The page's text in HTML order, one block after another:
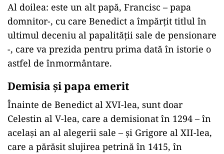
Al doilea: este un alt papă, Francisc – papa
domnitor-, cu care Benedict a împărțit titlul în
ultimul deceniu al papalității sale de pensionare
-, care va prezida pentru prima dată în istorie o
astfel de înmormântare.
Demisia și papa emerit
Înainte de Benedict al XVI-lea, sunt doar
Celestin al V-lea, care a demisionat în 1294 – în
același an al alegerii sale – și Grigore al XII-lea,
care a părăsit slujirea petrină în 1415, în